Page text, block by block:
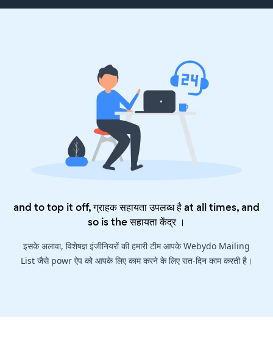
and to top it off, ग्राहक सहायता उपलब्ध है at all times, and
so is theसहायता केंद्र।
इसके अलावा, विशेषज्ञ इंजीनियरों की हमारी टीम आपके Webydo Mailing
List जैसे powr ऐप को आपके लिए काम करने के लिए रात-दिन काम करती है।